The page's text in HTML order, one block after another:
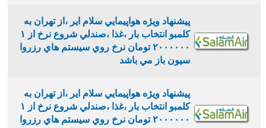
پيشنهاد ويژه هواپيمايي سلام اير ،از تهران به
كلمبو انتخاب بار ،غذا ،صندلي شروع نرخ از ١
٢٠٠٠٠٠٠ تومان نرخ روي سيستم هاي رزروا
سيون باز مي باشد
پيشنهاد ويژه هواپيمايي سلام اير ،از تهران به
كلمبو انتخاب بار ،غذا ،صندلي شروع نرخ از ١
٢٠٠٠٠٠٠ تومان نرخ روي سيستم هاي رزروا